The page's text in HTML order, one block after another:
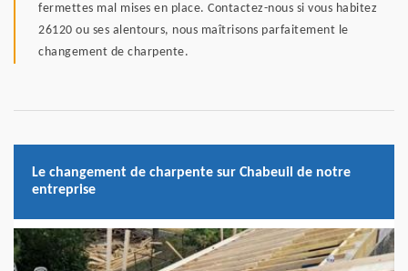
fermettes mal mises en place. Contactez-nous si vous habitez
26120 ou ses alentours, nous maîtrisons parfaitement le
changement de charpente.
Le changement de charpente sur Chabeuil de notre
entreprise